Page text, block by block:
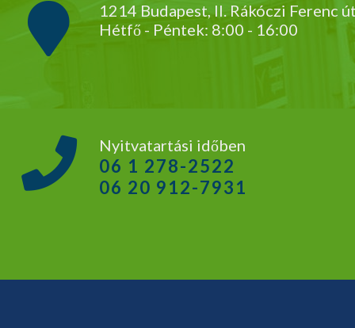
1214 Budapest, II. Rákóczi Ferenc
Hétfő - Péntek: 8:00 - 16:00
Nyitvatartási időben
06 1 278-2522
06 20 912-7931